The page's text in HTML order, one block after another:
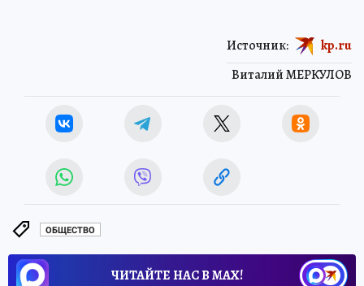
Виталий МЕРКУЛОВ
Источник: kp.ru
ОБЩЕСТВО
ЧИТАЙТЕ НАС В МАХ!